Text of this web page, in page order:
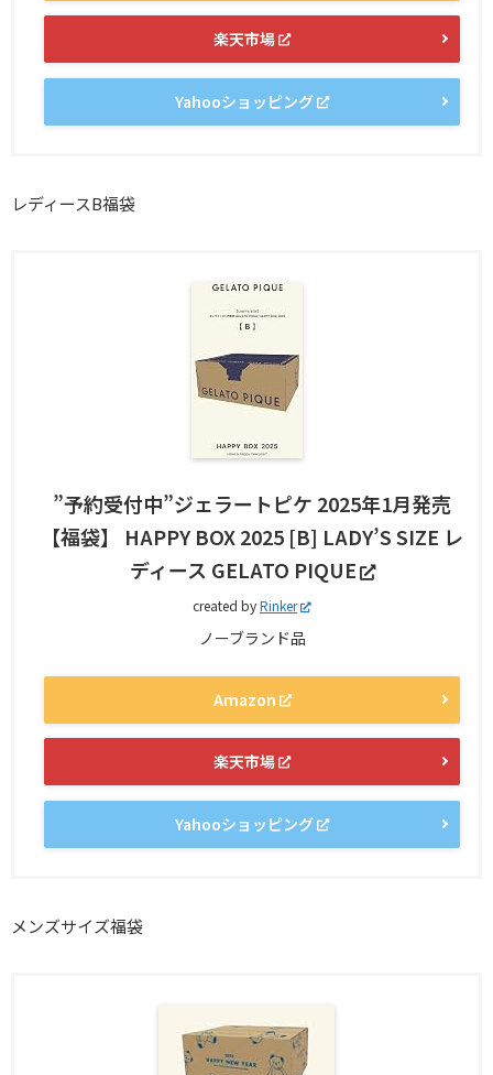
楽天市場
Yahooショッピング
レディースB福袋
”予約受付中”ジェラートピケ 2025年1月発売
【福袋】 HAPPY BOX 2025 [B] LADY’S SIZE レ
ディース GELATO PIQUE
created byRinker
ノーブランド品
Amazon
楽天市場
Yahooショッピング
メンズサイズ福袋